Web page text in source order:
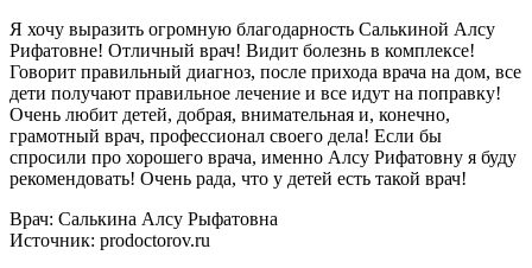
Я хочу выразить огромную благодарность Салькиной Алсу
Рифатовне! Отличный врач! Видит болезнь в комплексе!
Говорит правильный диагноз, после прихода врача на дом, все
дети получают правильное лечение и все идут на поправку!
Очень любит детей, добрая, внимательная и, конечно,
грамотный врач, профессионал своего дела! Если бы
спросили про хорошего врача, именно Алсу Рифатовну я буду
рекомендовать! Очень рада, что у детей есть такой врач!
Врач: Салькина Алсу Рыфатовна
Источник: prodoctorov.ru